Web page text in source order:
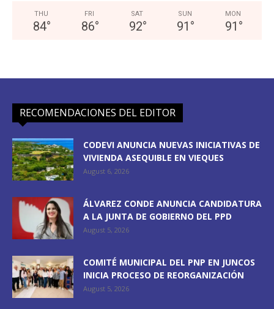
THU
84°
FRI
86°
SAT
92°
SUN
91 °
MON
91 °
RECOMENDACIONES DEL EDITOR
CODEVI ANUNCIA NUEVAS INICIATIVAS DE
VIVIENDA ASEQUIBLE EN VIEQUES
August 6, 2026
ÁLVAREZ CONDE ANUNCIA CANDIDATURA
A LA JUNTA DE GOBIERNO DEL PPD
August 5, 2026
COMITÉ MUNICIPAL DEL PNP EN JUNCOS
INICIA PROCESO DE REORGANIZACIÓN
August 5, 2026